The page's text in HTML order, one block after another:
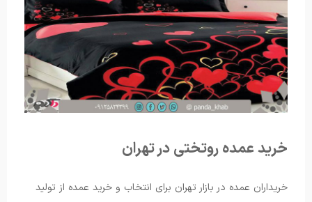
خرید عمده روتختی در تهران
خریداران عمده در بازار تهران برای انتخاب و خرید عمده از تولید